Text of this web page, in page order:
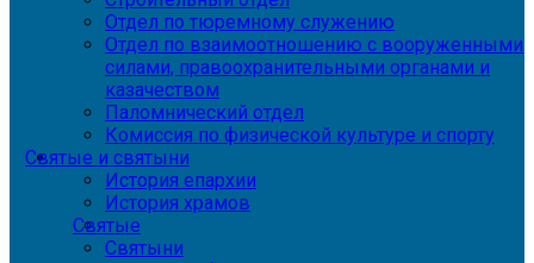
Отдел по тюремному служению
Отдел по взаимоотношению с вооруженными
силами, правоохранительными органами и
казачеством
Паломнический отдел
Комиссия по физической культуре и спорту
Святые и святыни
История епархии
История храмов
Святые
Святыни